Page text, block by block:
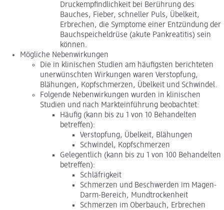
Druckempfindlichkeit bei Berührung des
Bauches, Fieber, schneller Puls, Übelkeit,
Erbrechen, die Symptome einer Entzündung der
Bauchspeicheldrüse (akute Pankreatitis) sein
können.
Mögliche Nebenwirkungen
Die in klinischen Studien am häufigsten berichteten
unerwünschten Wirkungen waren Verstopfung,
Blähungen, Kopfschmerzen, Übelkeit und Schwindel.
Folgende Nebenwirkungen wurden in klinischen
Studien und nach Markteinführung beobachtet:
Häufig (kann bis zu 1 von 10 Behandelten
betreffen):
Verstopfung, Übelkeit, Blähungen
Schwindel, Kopfschmerzen
Gelegentlich (kann bis zu 1 von 100 Behandelten
betreffen):
Schläfrigkeit
Schmerzen und Beschwerden im Magen-
Darm-Bereich, Mundtrockenheit
Schmerzen im Oberbauch, Erbrechen